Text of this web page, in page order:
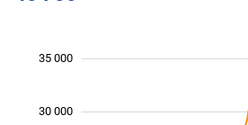
30 000
35 000